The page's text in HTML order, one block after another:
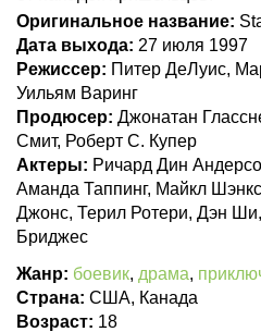
Оригинальное название:
Дата выхода: 27 июля 1997
Режиссер: Питер ДеЛуис,
Уильям Варинг
Продюсер: Джонатан
Смит, Роберт С. Купер
Актеры: Ричард Дин
Аманда Таппинг, Майкл
Джонс, Терил Ротери, Дэн
Бриджес
Жанр: боевик, драма,
Страна: США, Канада
Возраст: 18